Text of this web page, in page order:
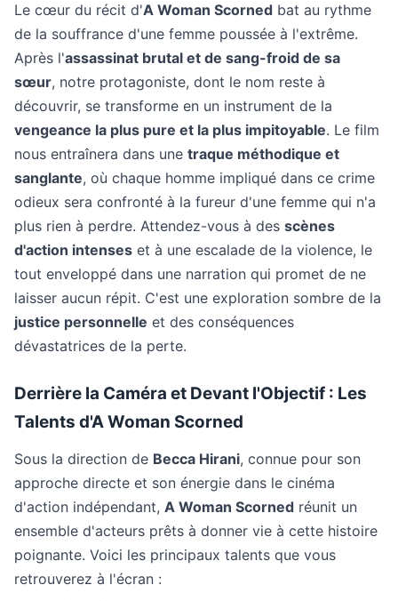
Le cœur du récit d'A Woman Scorned bat au rythme
de la souffrance d'une femme poussée à l'extrême.
Après l'assassinat brutal et de sang-froid de sa
sœur, notre protagoniste, dont le nom reste à
découvrir, se transforme en un instrument de la
vengeance la plus pure et la plus impitoyable. Le film
nous entraînera dans une traque méthodique et
sanglante, où chaque homme impliqué dans ce crime
odieux sera confronté à la fureur d'une femme qui n'a
plus rien à perdre. Attendez-vous à des scènes
d'action intenses et à une escalade de la violence, le
tout enveloppé dans une narration qui promet de ne
laisser aucun répit. C'est une exploration sombre de la
justice personnelle et des conséquences
dévastatrices de la perte.
Derrière la Caméra et Devant l'Objectif : Les
Talents d'A Woman Scorned
Sous la direction de Becca Hirani, connue pour son
approche directe et son énergie dans le cinéma
d'action indépendant, A Woman Scorned réunit un
ensemble d'acteurs prêts à donner vie à cette histoire
poignante. Voici les principaux talents que vous
retrouverez à l'écran :